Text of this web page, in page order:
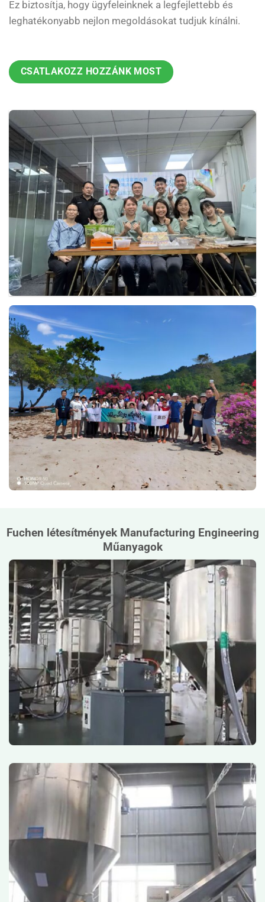
Ez biztosítja, hogy ügyfeleinknek a legfejlettebb és
leghatékonyabb nejlon megoldásokat tudjuk kínálni.
CSATLAKOZZ HOZZÁNK MOST
Fuchen létesítmények Manufacturing Engineering
Műanyagok